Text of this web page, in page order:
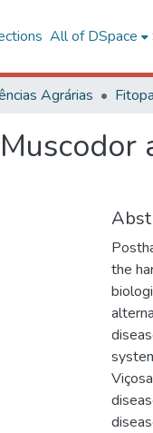
All of DSpace
Agrárias
the